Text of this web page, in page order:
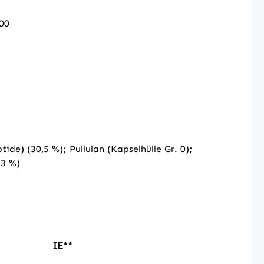
(30,5 %); Pullulan (Kapselhülle Gr. 0);
%)
IE**